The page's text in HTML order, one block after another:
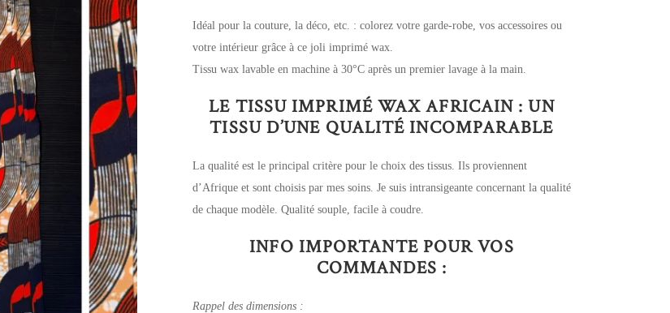
Idéal pour la couture, la déco, etc. : colorez votre garde-robe, vos accessoires ou
votre intérieur grâce à ce joli imprimé wax.
Tissu wax lavable en machine à 30°C après un premier lavage à la main.
LE TISSU IMPRIMÉ WAX AFRICAIN : UN
TISSU D’UNE QUALITÉ INCOMPARABLE
La qualité est le principal critère pour le choix des tissus. Ils proviennent
d’Afrique et sont choisis par mes soins. Je suis intransigeante concernant la qualité
de chaque modèle. Qualité souple, facile à coudre.
INFO IMPORTANTE POUR VOS
COMMANDES :
Rappel des dimensions :